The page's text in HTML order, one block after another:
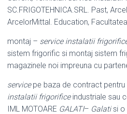
SC.FRIGOTEHNICA.SRL. Past,
ArcelorMittal. Education,
montaj – service instalatii
sistem frigorific si montaj sistem
magazinele noi impreuna cu
servicepe baza de contract pentru
instalatii frigorificeindustriale sau
IML MOTOARE GALATI– Galatisi o